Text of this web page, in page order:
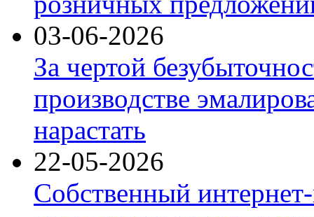
03-06-2026
За чертой
производстве
нарастать
22-05-2026
Собственный